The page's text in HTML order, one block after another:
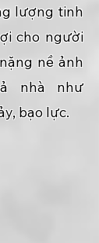
lượng tinh
cho người
nề ảnh
nhà như
bạo lực.